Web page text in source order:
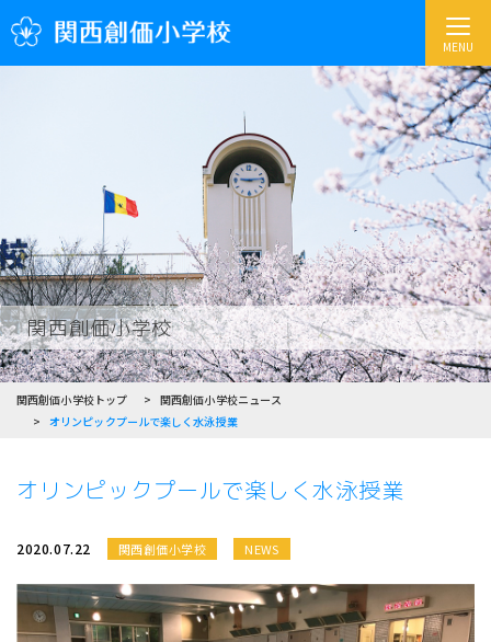
MENU
関西創価小学校
関西創価小学校トップ
関西創価小学校ニュース
オリンピックプールで楽しく水泳授業
オリンピックプールで楽しく水泳授業
2020.07.22 関西創価小学校 NEWS